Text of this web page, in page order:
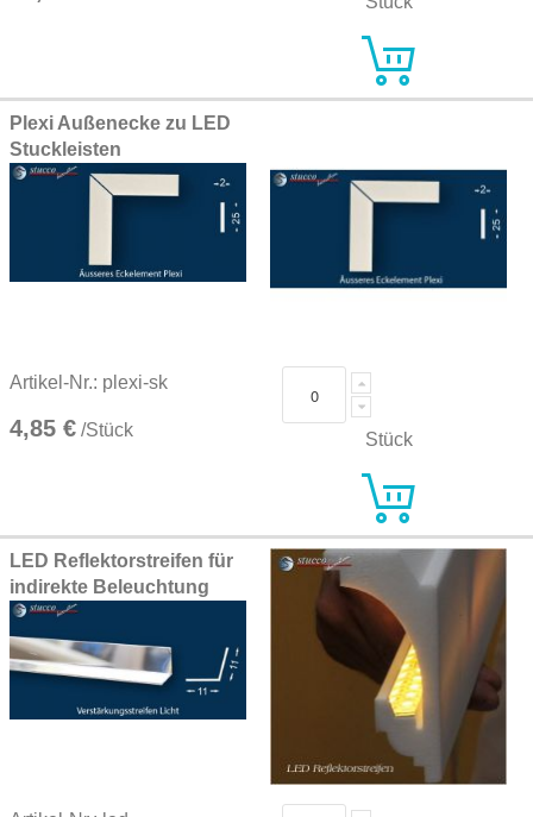
Plexi Außenecke zu LED
Stuckleisten
Artikel-Nr.: plexi-sk
4,85 € /Stück Stück
LED Reflektorstreifen für
indirekte Beleuchtung